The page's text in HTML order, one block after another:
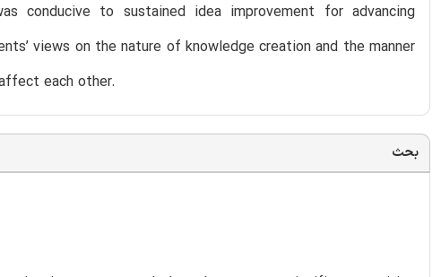
conducive to sustained idea improvement for advancing
views on the nature of knowledge creation and the manner
each other.
بحث